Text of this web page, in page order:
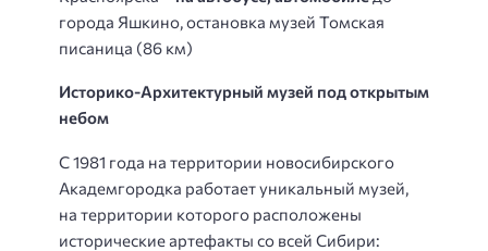
города Яшкино, остановка музей Томская
писаница (86 км)
Историко-Архитектурный музей под открытым
небом
С 1981 года на территории новосибирского
Академгородка работает уникальный музей,
на территории которого расположены
исторические артефакты со всей Сибири: